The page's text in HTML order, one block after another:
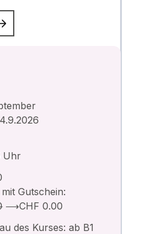
Uhr
Gutschein:
⟶CHF 0.00
des Kurses: ab B1